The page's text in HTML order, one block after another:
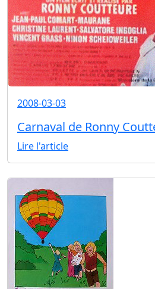
2008-03-03
Carnaval de Ronny
Lire l'article